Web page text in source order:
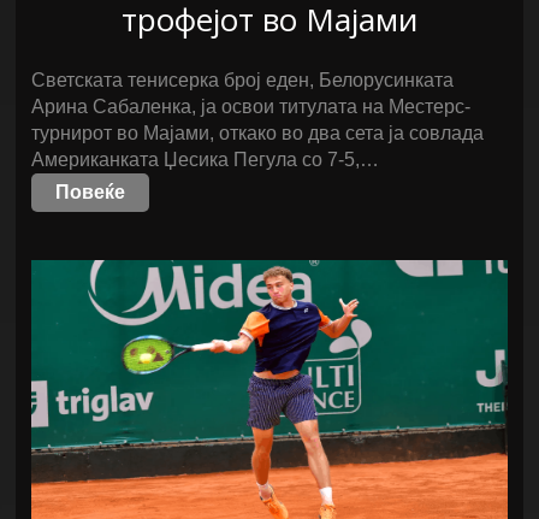
трофејот во Мајами
Светската тенисерка број еден, Белорусинката
Арина Сабаленка, ја освои титулата на Местерс-
турнирот во Мајами, откако во два сета ја совлада
Американката Џесика Пегула со 7-5,…
Повеќе